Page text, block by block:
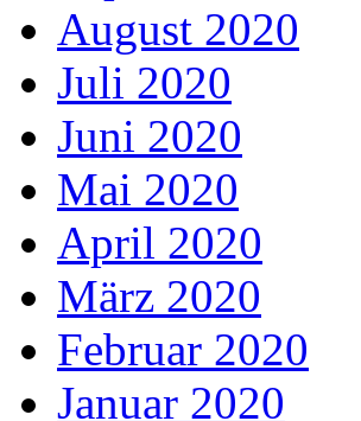
August 2020
Juli 2020
Juni 2020
Mai 2020
April 2020
März 2020
Februar 2020
Januar 2020